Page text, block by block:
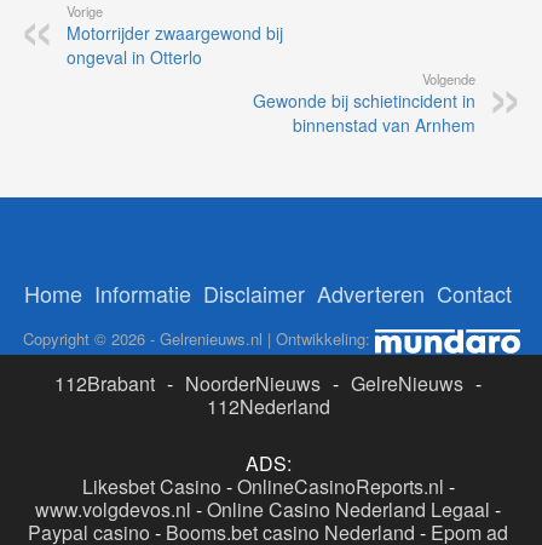
Vorige
Motorrijder zwaargewond bij
ongeval in Otterlo
Volgende
Gewonde bij schietincident in
binnenstad van Arnhem
Home Informatie Disclaimer Adverteren Contact
Copyright © 2026 - Gelrenieuws.nl | Ontwikkeling:
112Brabant - NoorderNieuws - GelreNieuws -
112Nederland
ADS:
Likesbet Casino -OnlineCasinoReports.nl -
www.volgdevos.nl -Online Casino Nederland Legaal -
Paypal casino - Booms.bet casino Nederland - Epom ad